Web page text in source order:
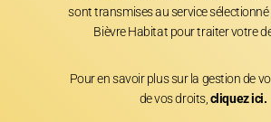
sont transmises au service
Bièvre Habitat pour traiter votre
Pour en savoir plus sur la gestion de
de vos droits, cliquez ici.